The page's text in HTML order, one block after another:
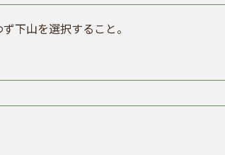
下山を選択すること。